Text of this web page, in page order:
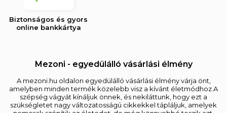
Biztonságos és gyors
online bankkártya
Mezoni - egyedülálló vásárlási élmény
A mezoni.hu oldalon egyedülálló vásárlási élmény várja önt,
amelyben minden termék közelebb visz a kívánt életmódhoz.A
szépség vágyát kínáljuk önnek, és nekiláttunk, hogy ezt a
szükségletet nagy változatosságú cikkekkel tápláljuk, amelyek